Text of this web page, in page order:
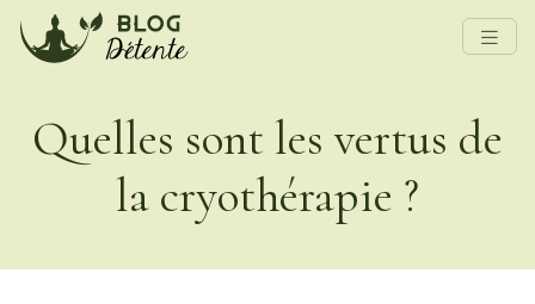
Quelles sont les vertus de
la cryothérapie ?